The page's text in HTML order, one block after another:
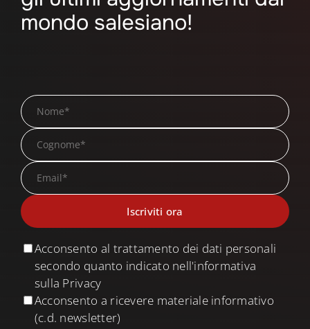
mondo salesiano!
Acconsento al trattamento dei dati personali
secondo quanto indicato nell'informativa
sulla Privacy
Acconsento a ricevere materiale informativo
(c.d. newsletter)